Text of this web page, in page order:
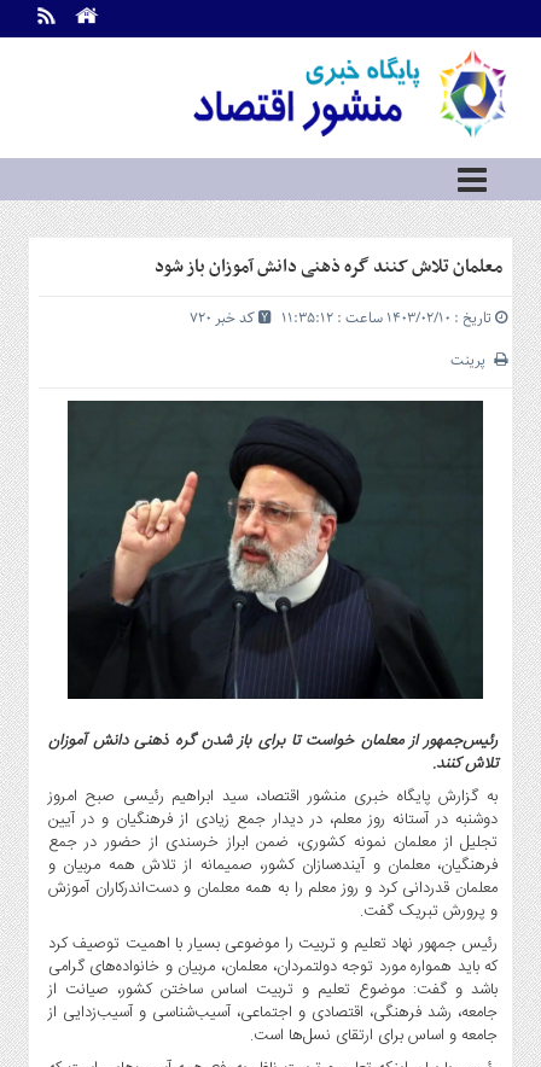
اطلاعات
تماس
ما
درباره
ما
سرویس
ها
بازار
سرمایه
و
بورس
و
شهری
گاز
و
پتروشیمی
و
خودرو
استارت
آپ
و
فن
آوری
بانک
،
بیمه
و
ارز
دیجیتال
کشاورزی
و
معلمان تلاش کنند گره ذهنی دانش آموزان باز شود
تاریخ : ۱۴۰۳/۰۲/۱۰ ساعت : ۱۱:۳۵:۱۲
کد خبر 720
پرینت
رئیس‌جمهور از معلمان خواست تا برای باز شدن گره ذهنی دانش آموزان
تلاش کنند.
به گزارش پایگاه خبری منشور اقتصاد، سید ابراهیم رئیسی صبح امروز
دوشنبه در آستانه روز معلم، در دیدار جمع زیادی از فرهنگیان و در آیین
تجلیل از معلمان نمونه کشوری، ضمن ابراز خرسندی از حضور در جمع
فرهنگیان، معلمان و آینده‌سازان کشور، صمیمانه از تلاش همه مربیان و
معلمان قدردانی کرد و روز معلم را به همه معلمان و دست‌اندرکاران آموزش
و پرورش تبریک گفت.
رئیس جمهور نهاد تعلیم و تربیت را موضوعی بسیار با اهمیت توصیف کرد
که باید همواره مورد توجه دولتمردان، معلمان، مربیان و خانواده‌های گرامی
باشد و گفت: موضوع تعلیم و تربیت اساس ساختن کشور، صیانت از
جامعه، رشد فرهنگی، اقتصادی و اجتماعی، آسیب‌شناسی و آسیب‌زدایی از
جامعه و اساس برای ارتقای نسل‌ها است.